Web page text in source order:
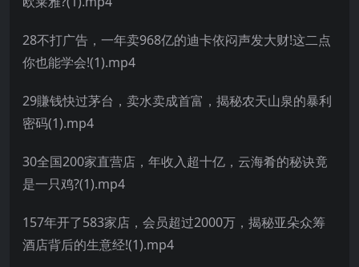
28不打广告，一年卖968亿的迪卡依闷声发大财!这二点
你也能学会!(1).mp4
29賺钱快过茅台，卖水卖成首富，揭秘农天山泉的暴利
密码(1).mp4
30全国200家直营店，年收入超十亿，云海肴的秘诀竟
是一只鸡?(1).mp4
157年开了583家店，会员超过2000万，揭秘亚朵众筹
酒店背后的生意经!(1).mp4